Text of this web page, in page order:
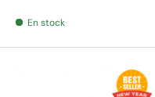
En stock